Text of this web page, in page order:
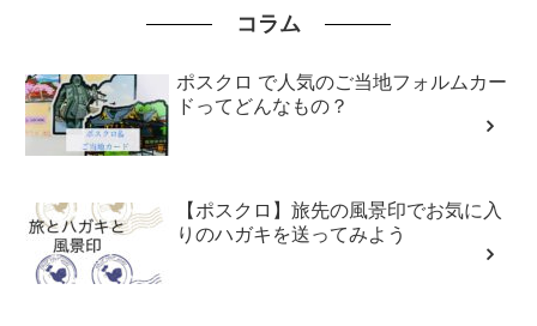
コラム
ポスクロ で人気のご当地フォルムカー
ドってどんなもの？
【ポスクロ】旅先の風景印でお気に入
りのハガキを送ってみよう